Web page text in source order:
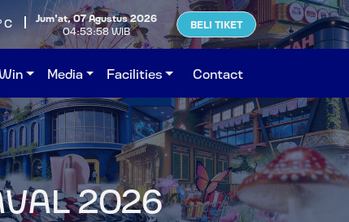
Jum'at, 07 Agustus 2026
04:53:59 WIB
BELI TIKET
Media Facilities Contact
2026